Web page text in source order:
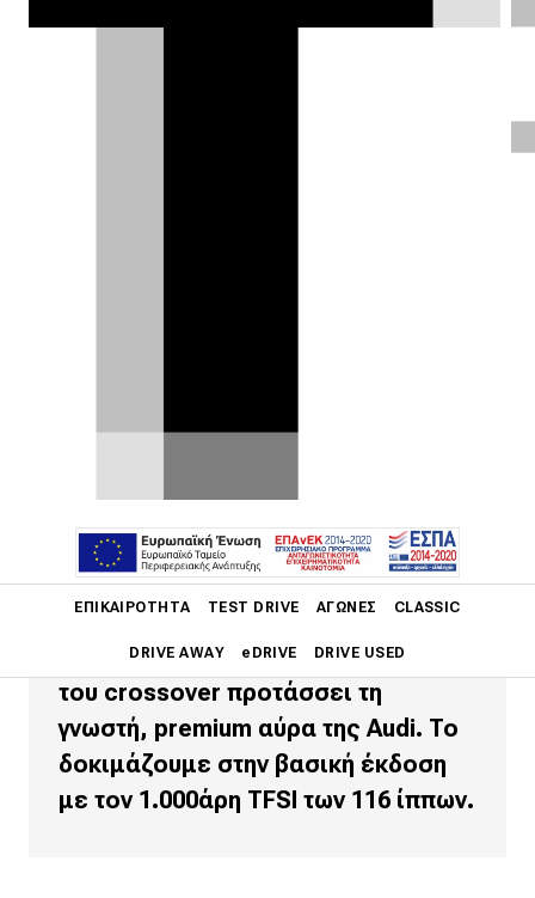
ΕΠΙΚΑΙΡΌΤΗΤΑ TEST DRIVE ΑΓΏΝΕΣ CLASSIC
DRIVE AWAY eDRIVE DRIVE USED
Main navigation
Επικαιρότητα
Νέα μοντέλα
Test drive: Audi A1
πασπαρτού
To Audi A1 Allstreet, το μικρότερο
μοντέλο στην γκάμα του Ingolstadt
ψήλωσε και φορώντας τον μανδύα
του crossover προτάσσει τη
γνωστή, premium αύρα της Audi. To
δοκιμάζουμε στην βασική έκδοση
με τον 1.000άρη TFSI των 116 ίππων.